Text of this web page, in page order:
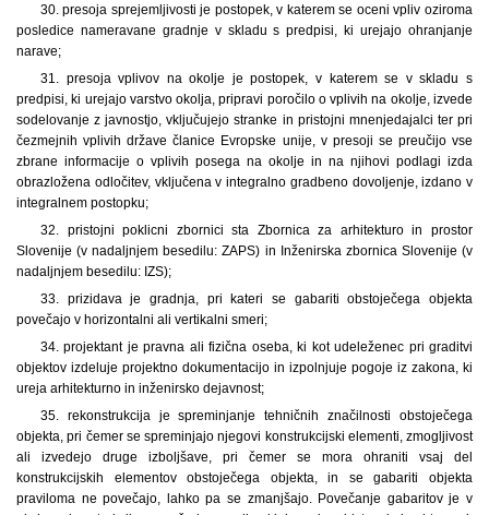
30. presoja sprejemljivosti je postopek, v katerem se oceni vpliv oziroma
posledice nameravane gradnje v skladu s predpisi, ki urejajo ohranjanje
narave;
31. presoja vplivov na okolje je postopek, v katerem se v skladu s
predpisi, ki urejajo varstvo okolja, pripravi poročilo o vplivih na okolje, izvede
sodelovanje z javnostjo, vključujejo stranke in pristojni mnenjedajalci ter pri
čezmejnih vplivih države članice Evropske unije, v presoji se preučijo vse
zbrane informacije o vplivih posega na okolje in na njihovi podlagi izda
obrazložena odločitev, vključena v integralno gradbeno dovoljenje, izdano v
integralnem postopku;
32. pristojni poklicni zbornici sta Zbornica za arhitekturo in prostor
Slovenije (v nadaljnjem besedilu: ZAPS) in Inženirska zbornica Slovenije (v
nadaljnjem besedilu: IZS);
33. prizidava je gradnja, pri kateri se gabariti obstoječega objekta
povečajo v horizontalni ali vertikalni smeri;
34. projektant je pravna ali fizična oseba, ki kot udeleženec pri graditvi
objektov izdeluje projektno dokumentacijo in izpolnjuje pogoje iz zakona, ki
ureja arhitekturno in inženirsko dejavnost;
35. rekonstrukcija je spreminjanje tehničnih značilnosti obstoječega
objekta, pri čemer se spreminjajo njegovi konstrukcijski elementi, zmogljivost
ali izvedejo druge izboljšave, pri čemer se mora ohraniti vsaj del
konstrukcijskih elementov obstoječega objekta, in se gabariti objekta
praviloma ne povečajo, lahko pa se zmanjšajo. Povečanje gabaritov je v